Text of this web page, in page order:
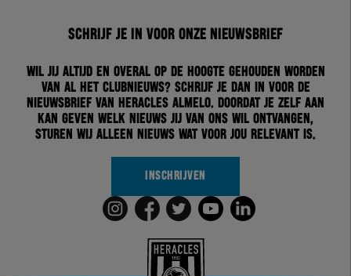
Schrijf je in voor onze nieuwsbrief
Wil jij altijd en overal op de hoogte gehouden worden
van al het clubnieuws? Schrijf je dan in voor de
nieuwsbrief van Heracles Almelo. Doordat je zelf aan
kan geven welk nieuws jij van ons wil ontvangen,
sturen wij alleen nieuws wat voor jou relevant is.
INSCHRIJVEN